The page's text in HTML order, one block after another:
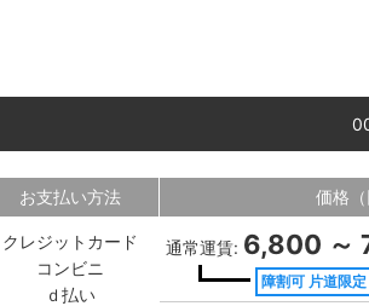
お支払い方法
クレジットカード
コンビニ
ｄ払い
価格（
通常運賃: 6,800 ～
障割可 片道限定